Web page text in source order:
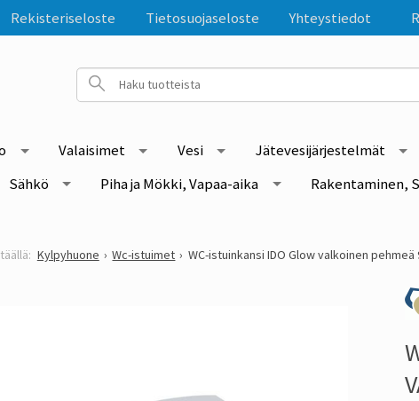
Rekisteriseloste Tietosuojaseloste Yhteystiedot
Valaisimet Vesi Jätevesijärjestelmät
Sähkö Piha ja Mökki, Vapaa-aika Rakentaminen,
Kylpyhuone Wc-istuimet WC-istuinkansi IDO Glow valkoinen pehmeä